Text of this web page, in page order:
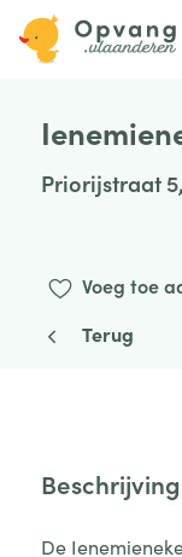
Priorijstraat
Voeg toe
Terug
Beschrijving
De